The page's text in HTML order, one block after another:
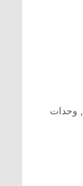
, وحدات